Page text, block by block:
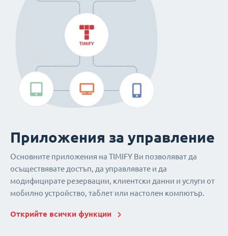
Приложения за управление
Основните приложения на TIMIFY Ви позволяват да
осъществявате достъп, да управлявате и да
модифицирате резервации, клиентски данни и услуги от
мобилно устройство, таблет или настолен компютър.
Открийте всички функции